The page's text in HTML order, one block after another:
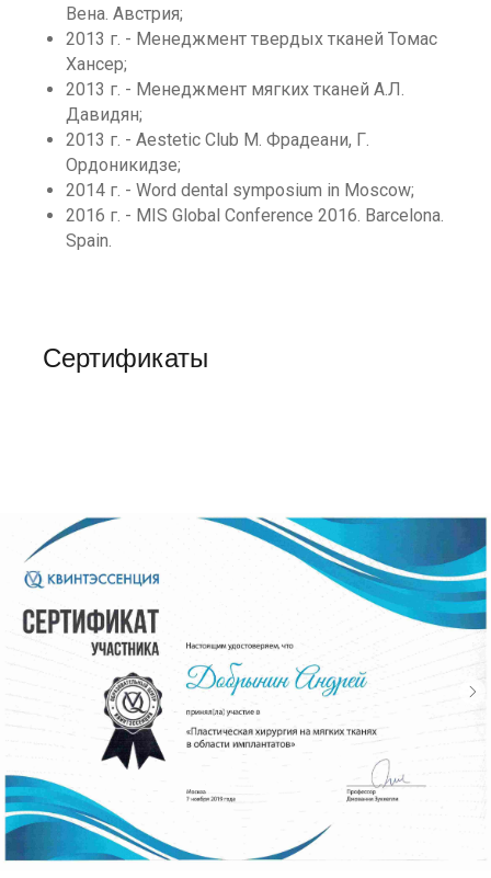
Вена. Австрия;
2013 г. - Менеджмент твердых тканей Томас
Хансер;
2013 г. - Менеджмент мягких тканей А.Л.
Давидян;
2013 г. - Aestetic Club М. Фрадеани, Г.
Ордоникидзе;
2014 г. - Word dental symposium in Moscow;
2016 г. - MIS Global Conference 2016. Barcelona.
Spain.
Сертификаты